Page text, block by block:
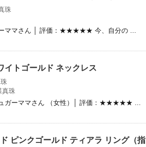
珠
ーママさん │ 評価：★★★★★ 今、自分の ...
イトゴールド ネックレス
真珠
ュガーママさん （女性）│ 評価：★★★★★ ...
ピンクゴールド ティアラ リング（指